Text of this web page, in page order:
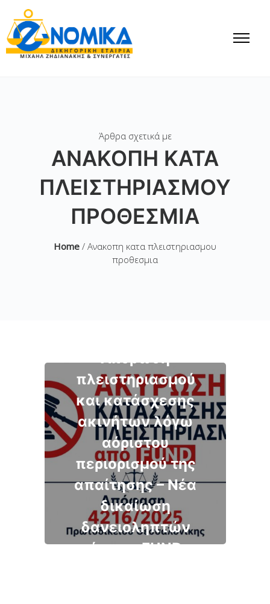
Άρθρα σχετικά με
ΑΝΑΚΟΠΗ ΚΑΤΑ
ΠΛΕΙΣΤΗΡΙΑΣΜΟΥ
ΠΡΟΘΕΣΜΙΑ
Home / Ανακοπη κατα πλειστηριασμου
προθεσμια
Ακύρωση
πλειστηριασμού
και κατάσχεσης
ακινήτων λόγω
αόριστου
περιορισμού της
απαίτησης – Νέα
δικαίωση
δανειοληπτών
έναντι FUND